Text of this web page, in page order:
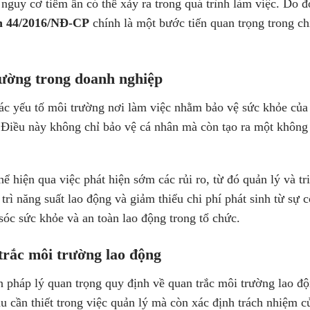
cơ tiềm ẩn có thể xảy ra trong quá trình làm việc. Do
2016/NĐ-CPchính là một bước tiến quan trọng trong
trong doanh nghiệp
yếu tố môi trường nơi làm việc nhằm bảo vệ sức khỏe
này không chỉ bảo vệ cá nhân mà còn tạo ra một
hiện qua việc phát hiện sớm các rủi ro, từ đó quản lý và
năng suất lao động và giảm thiểu chi phí phát sinh từ sự
sức khỏe và an toàn lao động trong tổ chức.
môi trường lao động
lý quan trọng quy định về quan trắc môi trường lao
thiết trong việc quản lý mà còn xác định trách nhiệm